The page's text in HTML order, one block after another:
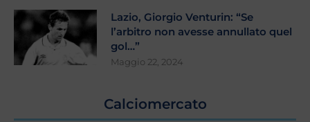
Lazio, Giorgio Venturin: “Se
l’arbitro non avesse annullato quel
gol…”
Maggio 22, 2024
Calciomercato